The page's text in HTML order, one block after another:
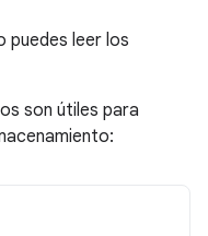
puedes leer los
son útiles para